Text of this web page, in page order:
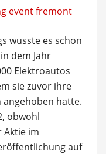
wusste es schon
dem Jahr
Elektroautos
sie zuvor ihre
angehoben hatte.
obwohl
Aktie im
auf